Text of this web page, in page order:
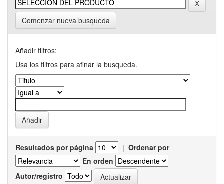
Comenzar nueva busqueda
Añadir filtros:
Usa los filtros para afinar la busqueda.
Resultados por página | Ordenar por
En orden
Autor/registro